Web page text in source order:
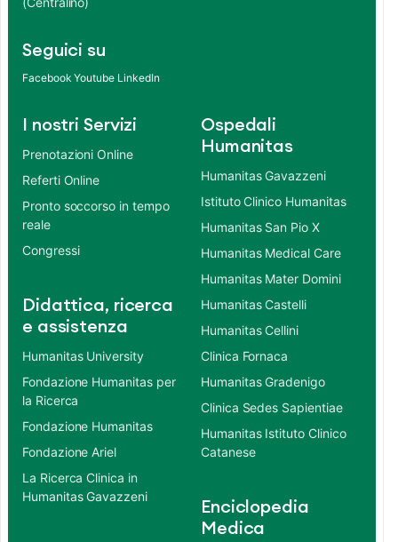
Seguici su
Facebook Youtube LinkedIn
I nostri Servizi
Prenotazioni Online
Referti Online
Pronto soccorso in tempo
reale
Congressi
Didattica, ricerca
e assistenza
Humanitas University
Fondazione Humanitas per
la Ricerca
Fondazione Humanitas
Fondazione Ariel
La Ricerca Clinica in
Humanitas Gavazzeni
Ospedali
Humanitas
Humanitas Gavazzeni
Istituto Clinico Humanitas
Humanitas San Pio X
Humanitas Medical Care
Humanitas Mater Domini
Humanitas Castelli
Humanitas Cellini
Clinica Fornaca
Humanitas Gradenigo
Clinica Sedes Sapientiae
Humanitas Istituto Clinico
Catanese
Enciclopedia
Medica